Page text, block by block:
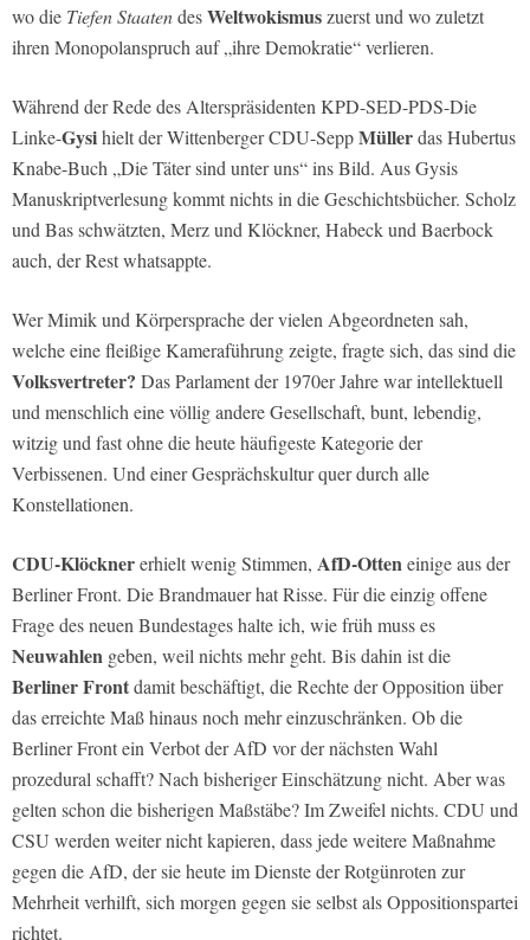
wo die Tiefen StaatendesWeltwokismuszuerst und wo zuletzt
ihren Monopolanspruch auf „ihre Demokratie“ verlieren.
Während der Rede des Alterspräsidenten KPD-SED-PDS-Die
Linke-Gysihielt der Wittenberger CDU-SeppMüllerdas Hubertus
Knabe-Buch „Die Täter sind unter uns“ ins Bild. Aus Gysis
Manuskriptverlesung kommt nichts in die Geschichtsbücher. Scholz
und Bas schwätzten, Merz und Klöckner, Habeck und Baerbock
auch, der Rest whatsappte.
Wer Mimik und Körpersprache der vielen Abgeordneten sah,
welche eine fleißige Kameraführung zeigte, fragte sich, das sind die
Volksvertreter? Das Parlament der 1970er Jahre war intellektuell
und menschlich eine völlig andere Gesellschaft, bunt, lebendig,
witzig und fast ohne die heute häufigeste Kategorie der
Verbissenen. Und einer Gesprächskultur quer durch alle
Konstellationen.
CDU-Klöcknererhielt wenig Stimmen, AfD-Otteneinige aus der
Berliner Front. Die Brandmauer hat Risse. Für die einzig offene
Frage des neuen Bundestages halte ich, wie früh muss es
Neuwahlen geben, weil nichts mehr geht. Bis dahin ist die
Berliner Frontdamit beschäftigt, die Rechte der Opposition über
das erreichte Maß hinaus noch mehr einzuschränken. Ob die
Berliner Front ein Verbot der AfD vor der nächsten Wahl
prozedural schafft? Nach bisheriger Einschätzung nicht. Aber was
gelten schon die bisherigen Maßstäbe? Im Zweifel nichts. CDU und
CSU werden weiter nicht kapieren, dass jede weitere Maßnahme
gegen die AfD, der sie heute im Dienste der Rotgünroten zur
Mehrheit verhilft, sich morgen gegen sie selbst als Oppositionspartei
richtet.